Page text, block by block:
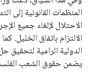
المنظمات القانونية إلى
الاحتلال لإلغاء جميع
الالتزام باتفاق الخليل.
الدولية الرامية لتحقيق
يضمن حقوق الشعب